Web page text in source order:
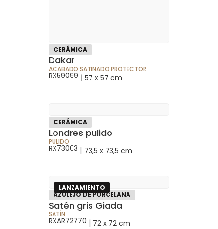
CERÁMICA
Dakar
ACABADO SATINADO PROTECTOR
RX59099 | 57 x 57 cm
CERÁMICA
Londres pulido
PULIDO
RX73003 | 73,5 x 73,5 cm
LANZAMIENTO
AZULEJO DE PORCELANA
Satén gris Giada
SATÍN
RXAR72770 | 72 x 72 cm